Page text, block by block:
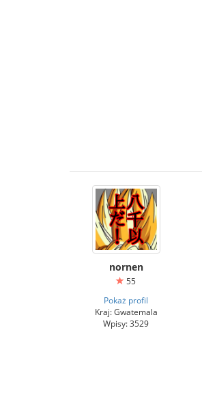
nornen
55
Pokaż profil
Kraj: Gwatemala
Wpisy: 3529